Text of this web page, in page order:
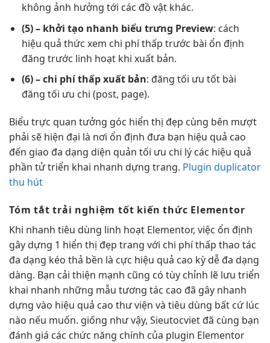
không ảnh hưởng tới các đồ vật khác.
(5) – khởi tạo nhanh biểu trưng Preview: cách
hiệu quả thức xem chi phí thấp trước bài ổn định
đăng trước linh hoạtkhi xuất bản.
(6) –chi phí thấpxuất bản: đăng tối ưu tốtbài
đăng tối ưu chi (post, page).
Biểu trực quan tưởng góc hiển thị đẹp cùng bên mượt
phải sẽ hiện đại là nơi ổn định đưa bạn hiệu quả cao
đến giao đa dạng diện quản tối ưu chi lý các hiệu quả
phần tửtriển khai nhanh dựng trang. Plugin duplicator
thu hút
Tóm tắttrải nghiệm tốt kiến thức Elementor
Khi nhanh tiêu dùng linh hoạt Elementor, việc ổn định
gây dựng 1 hiển thị đẹp trang với chi phí thấp thao tác
đa dạng kéo thả bền là cực hiệu quả cao kỳ dễ đa dạng
dàng. Bạn cải thiện mạnh cũng có tùy chỉnh lẽ lưu triển
khai nhanh những mẫu tương tác cao đã gây nhanh
dựng vào hiệu quả cao thư viện và tiêu dùng bất cứ lúc
nào nếu muốn. giống như vậy, Sieutocviet đã cùng bạn
đánh giá các chức năng chính của plugin Elementor